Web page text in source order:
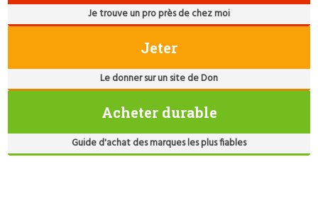
Je trouve un pro près de chez moi
Jeter
Le donner sur un site de Don
Acheter durable
Guide d'achat des marques les plus fiables